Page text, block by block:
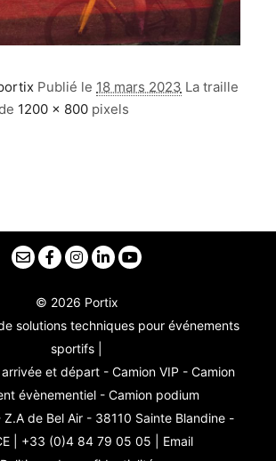
Publié le 18 mars 2023 La traille
1200 × 800 pixels
© 2026 Portix
de solutions techniques pour événements
sportifs |
et départ - Camion VIP - Camion
évènementiel - Camion podium
Z.A de Bel Air - 38110 Sainte Blandine -
| +33 (0)4 84 79 05 05 | Email